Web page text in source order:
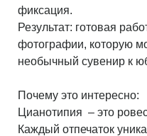
фиксация.
Результат: готовая
фотографии, которую
необычный сувенир к
Почему это интересно:
Цианотипия – это
Каждый отпечаток